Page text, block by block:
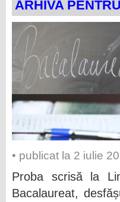
ARHIVA
• publicat la 2 iulie
Proba scrisă la
Bacalaureat,